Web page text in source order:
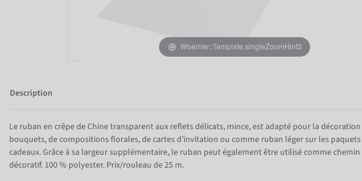
Woerner::Template.singleZoomHint3
Description
Le ruban en crêpe de Chine transparent aux reflets délicats, mince, est adapté pour la
bouquets, de compositions florales, de cartes d’invitation ou comme ruban léger sur les
cadeaux. Grâce à sa largeur supplémentaire, le ruban peut également être utilisé comme
décoratif. 100 % polyester. Prix/rouleau de 25 m.